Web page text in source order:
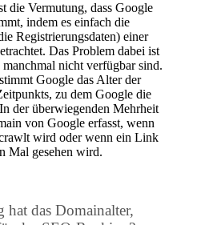
die Vermutung, dass Google
indem es einfach die
Registrierungsdaten) einer
Das Problem dabei ist
manchmal nicht verfügbar sind.
Google das Alter der
zu dem Google die
der überwiegenden Mehrheit
von Google erfasst, wenn
wird oder wenn ein Link
Mal gesehen wird.
hat das Domainalter,